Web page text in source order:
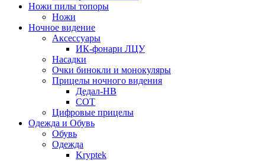
Ножи пилы топоры
Ножи
Ночное видение
Аксессуары
ИК-фонари ЛЦУ
Насадки
Очки бинокли и монокуляры
Прицелы ночного видения
Дедал-НВ
СОТ
Цифровые прицелы
Одежда и Обувь
Обувь
Одежда
Kryptek